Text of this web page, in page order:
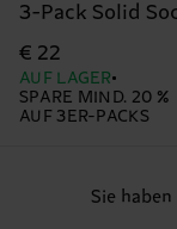
3-Pack Solid
€ 22
AUF LAGER
SPARE MIND. 20 %
AUF 3ER-PACKS
Sie